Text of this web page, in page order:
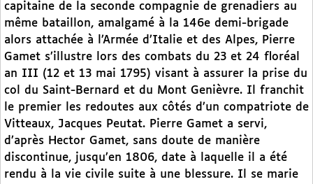
capitaine de la seconde compagnie de grenadiers au
même bataillon, amalgamé à la 146e demi-brigade
alors attachée à l’Armée d’Italie et des Alpes, Pierre
Gamet s’illustre lors des combats du 23 et 24 floréal
an III (12 et 13 mai 1795) visant à assurer la prise du
col du Saint-Bernard et du Mont Genièvre. Il franchit
le premier les redoutes aux côtés d’un compatriote de
Vitteaux, Jacques Peutat. Pierre Gamet a servi,
d’après Hector Gamet, sans doute de manière
discontinue, jusqu’en 1806, date à laquelle il a été
rendu à la vie civile suite à une blessure. Il se marie